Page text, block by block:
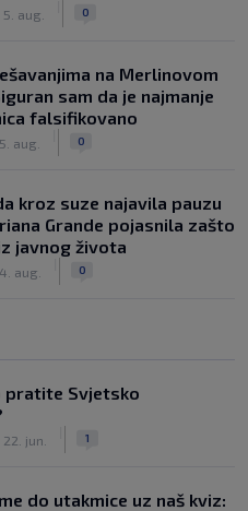
5. aug. 0
na Merlinovom
sam da je najmanje
falsifikovano
5. aug. 0
kroz suze najavila pauzu
Grande pojasnila zašto
javnog života
4. aug. 0
pratite Svjetsko
22. jun. 1
do utakmice uz naš kviz: